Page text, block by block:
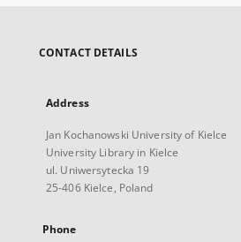
CONTACT DETAILS
Address
Jan Kochanowski University of Kielce
University Library in Kielce
ul. Uniwersytecka 19
25-406 Kielce, Poland
Phone